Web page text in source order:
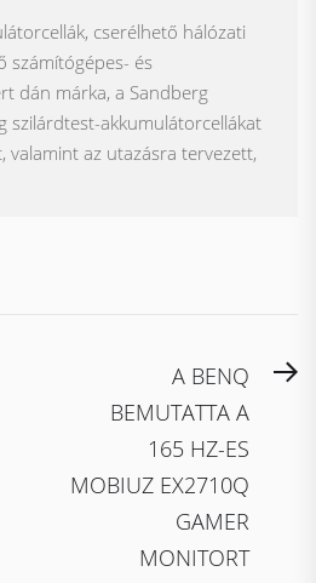
cserélhető hálózati
számítógépes- és
dán márka, a Sandberg
szilárdtest-akkumulátorcellákat
valamint az utazásra tervezett,
A BENQ
BEMUTATTA A
165 HZ-ES
MOBIUZ EX2710Q
GAMER
MONITORT